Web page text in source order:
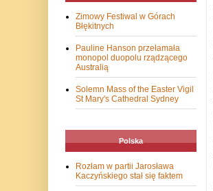
Zimowy Festiwal w Górach
Błękitnych
Pauline Hanson przełamała
monopol duopolu rządzącego
Australią
Solemn Mass of the Easter Vigil
St Mary's Cathedral Sydney
Polska
Rozłam w partii Jarosława
Kaczyńskiego stał się faktem